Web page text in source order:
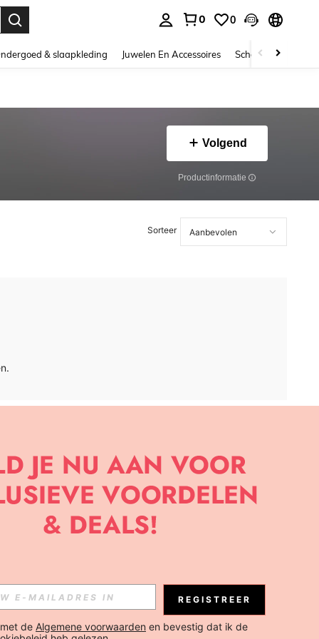
0 0
& slaapkleding Juwelen En Accessoires Schoonheid &
Volgend
Productinformatie
Sorteer
OM DE LAATSTE NIEUWE TRENDS EN KORTINGEN TE
REGISTREER
de Algemene voorwaarden en bevestig dat ik de